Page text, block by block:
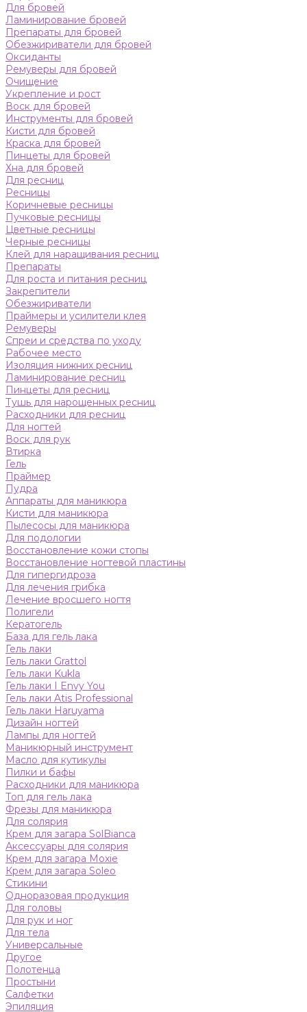
Для бровей
Ламинирование бровей
Препараты для бровей
Обезжириватели для бровей
Оксиданты
Ремуверы для бровей
Очищение
Укрепление и рост
Воск для бровей
Инструменты для бровей
Кисти для бровей
Краска для бровей
Пинцеты для бровей
Хна для бровей
Для ресниц
Ресницы
Коричневые ресницы
Пучковые ресницы
Цветные ресницы
Черные ресницы
Клей для наращивания ресниц
Препараты
Для роста и питания ресниц
Закрепители
Обезжириватели
Праймеры и усилители клея
Ремуверы
Спреи и средства по уходу
Рабочее место
Изоляция нижних ресниц
Ламинирование ресниц
Пинцеты для ресниц
Тушь для нарощенных ресниц
Расходники для ресниц
Для ногтей
Воск для рук
Втирка
Гель
Праймер
Пудра
Аппараты для маникюра
Кисти для маникюра
Пылесосы для маникюра
Для подологии
Восстановление кожи стопы
Восстановление ногтевой пластины
Для гипергидроза
Для лечения грибка
Лечение вросшего ногтя
Полигели
Кератогель
База для гель лака
Гель лаки
Гель лаки Grattol
Гель лаки Kukla
Гель лаки I Envy You
Гель лаки Atis Professional
Гель лаки Haruyama
Дизайн ногтей
Лампы для ногтей
Маникюрный инструмент
Масло для кутикулы
Пилки и бафы
Расходники для маникюра
Топ для гель лака
Фрезы для маникюра
Для солярия
Крем для загара SolBianca
Аксессуары для солярия
Крем для загара Moxie
Крем для загара Soleo
Стикини
Одноразовая продукция
Для головы
Для рук и ног
Для тела
Универсальные
Другое
Полотенца
Простыни
Салфетки
Эпиляция